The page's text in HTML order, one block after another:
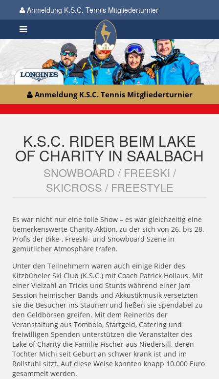
Anmeldung K.S.C. Tennis Mitgliederturnier
Anmeldung K.S.C. Tennis Mitgliederturnier
K.S.C. RIDER BEIM LAKE
OF CHARITY IN SAALBACH
SNOWBOARD / FREESKI /
SKICROSS / FREESTYLE
Es war nicht nur eine tolle Show – es war gleichzeitig eine
bemerkenswerte Charity-Aktion, zu der sich von 26. bis 28.
Profis der Bike-, Freeski- und Snowboard Szene in
gemütlicher Atmosphäre trafen.
Unter den Teilnehmern waren auch einige Rider des
Kitzbüheler Ski Club (K.S.C.) mit Coach Patrick Hollaus. Mit
einer Vielzahl an Tricks und Stunts während einer Jam
Session heimischer Bands und Akkustikmusik versetzten
sie die Besucher ins Staunen und ließen sie spendabel zu
den Geldbörsen greifen. Mit dem Reinerlös der
Veranstaltung aus Tombola, Startgeld, Catering und
freiwilligen Spenden unterstützen die Veranstalter des
Lake of Charity die Familie Fischer aus Niedersill, deren
Tochter Michi seit Geburt an schwer krank ist und im
Rollstuhl sitzt. Auf diese Weise konnten knapp 10.000 Euro
gesammelt werden.